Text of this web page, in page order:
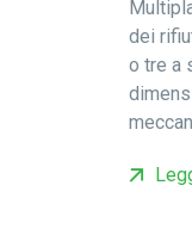
dei
o tre a